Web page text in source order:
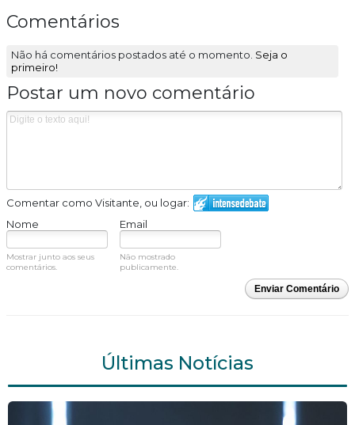
Comentários
Não há comentários postados até o momento. Seja o
primeiro!
Postar um novo comentário
Comentar como Visitante, ou logar:
Nome
Email
Mostrar junto aos seus
comentários.
Não mostrado
publicamente.
Enviar Comentário
Últimas Notícias